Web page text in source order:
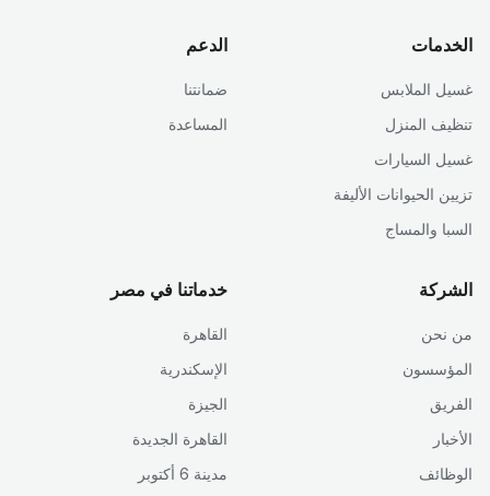
الخدمات
غسيل الملابس
تنظيف المنزل
غسيل السيارات
تزيين الحيوانات الأليفة
السبا والمساج
الدعم
ضمانتنا
المساعدة
الشركة
من نحن
المؤسسون
الفريق
الأخبار
الوظائف
خدماتنا في مصر
القاهرة
الإسكندرية
الجيزة
القاهرة الجديدة
مدينة 6 أكتوبر